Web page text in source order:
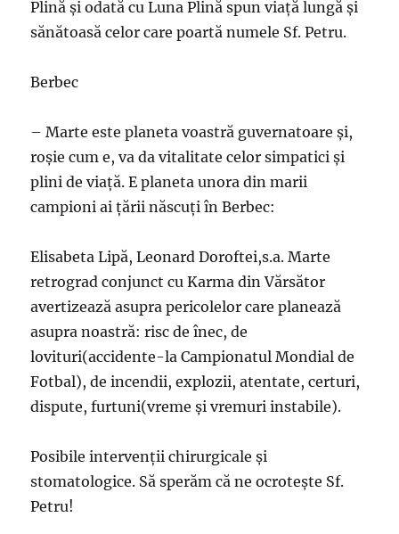
Plină şi odată cu Luna Plină spun viaţă lungă şi
sănătoasă celor care poartă numele Sf. Petru.
Berbec
– Marte este planeta voastră guvernatoare şi,
roşie cum e, va da vitalitate celor simpatici şi
plini de viaţă. E planeta unora din marii
campioni ai ţării născuţi în Berbec:
Elisabeta Lipă, Leonard Doroftei,s.a. Marte
retrograd conjunct cu Karma din Vărsător
avertizează asupra pericolelor care planează
asupra noastră: risc de înec, de
lovituri(accidente-la Campionatul Mondial de
Fotbal), de incendii, explozii, atentate, certuri,
dispute, furtuni(vreme şi vremuri instabile).
Posibile intervenţii chirurgicale şi
stomatologice. Să sperăm că ne ocroteşte Sf.
Petru!